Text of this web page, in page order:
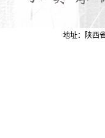
地址：陕西